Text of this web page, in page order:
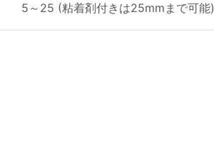
5～25 (粘着剤付きは25mmまで可能)